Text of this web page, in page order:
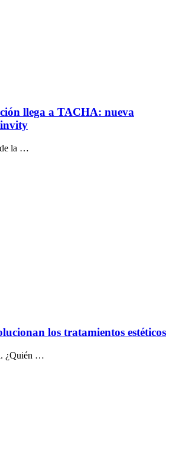
llega a TACHA: nueva
de la …
los tratamientos estéticos
¿Quién …